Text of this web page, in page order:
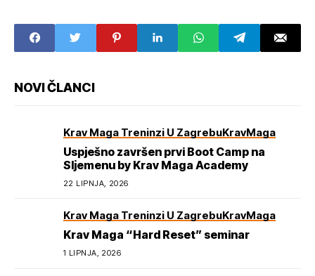
NOVI ČLANCI
Krav Maga Treninzi U ZagrebuKravMaga
Uspješno završen prvi Boot Camp na
Sljemenu by Krav Maga Academy
22 LIPNJA, 2026
Krav Maga Treninzi U ZagrebuKravMaga
Krav Maga “Hard Reset” seminar
1 LIPNJA, 2026